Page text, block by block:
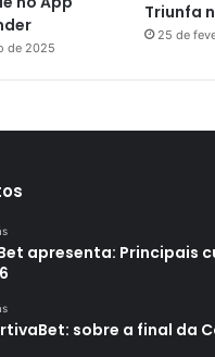
de 2025
Triunfa
25 de
apresenta: Principais
sobre a final da